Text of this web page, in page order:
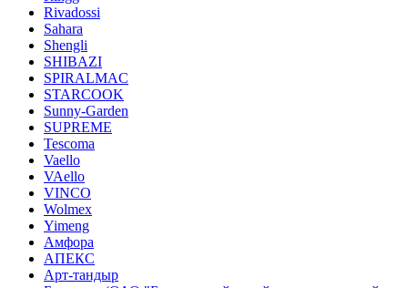
Rivadossi
Sahara
Shengli
SHIBAZI
SPIRALMAC
STARCOOK
Sunny-Garden
SUPREME
Tescoma
Vaello
VAello
VINCO
Wolmex
Yimeng
Амфора
АПЕКС
Арт-тандыр